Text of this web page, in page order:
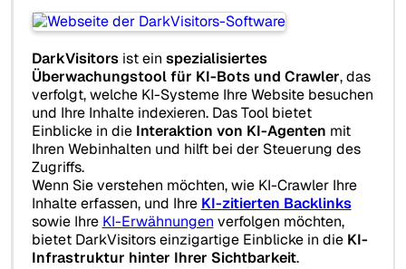
DarkVisitorsist ein spezialisiertes
Überwachungstool für KI-Bots und Crawler, das
verfolgt, welche KI-Systeme Ihre Website besuchen
und Ihre Inhalte indexieren. Das Tool bietet
Einblicke in die Interaktion von KI-Agenten mit
Ihren Webinhalten und hilft bei der Steuerung des
Zugriffs.
Wenn Sie verstehen möchten, wie KI-Crawler Ihre
Inhalte erfassen, und Ihre KI-zitierten Backlinks
sowie Ihre KI-Erwähnungen verfolgen möchten,
bietet DarkVisitors einzigartige Einblicke in die KI-
Infrastruktur hinter Ihrer Sichtbarkeit.